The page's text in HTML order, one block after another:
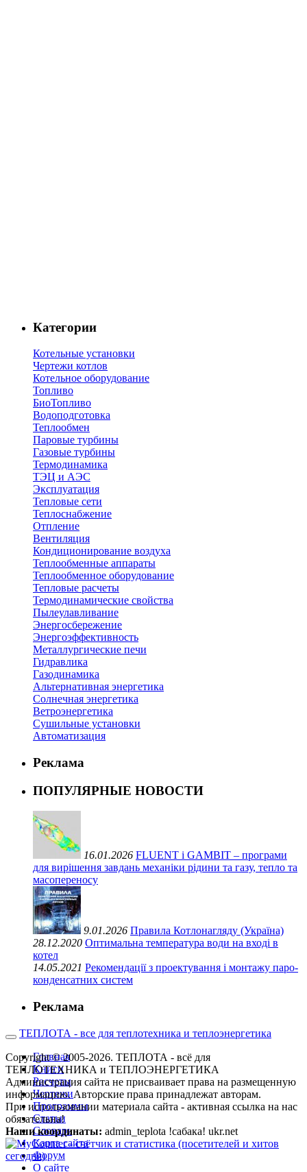
Категории
Котельные установки
Чертежи котлов
Котельное оборудование
Топливо
БиоТопливо
Водоподготовка
Теплообмен
Паровые турбины
Газовые турбины
Термодинамика
ТЭЦ и АЭС
Эксплуатация
Тепловые сети
Теплоснабжение
Отпление
Вентиляция
Кондиционирование воздуха
Теплообменные аппараты
Теплообменное оборудование
Тепловые расчеты
Термодинамические свойства
Пылеулавливание
Энергосбережение
Энергоэффективность
Металлургические печи
Гидравлика
Газодинамика
Альтернативная энергетика
Солнечная энергетика
Ветроэнергетика
Сушильные установки
Автоматизация
Реклама
ПОПУЛЯРНЫЕ НОВОСТИ
16.01.2026 FLUENT і GAMBIT – програми
для вирішення завдань механіки рідини та газу, тепло та
масопереносу
9.01.2026 Правила Котлонагляду (Україна)
28.12.2020 Оптимальна температура води на вході в
котел
14.05.2021 Рекомендації з проектування і монтажу паро-
конденсатних систем
Реклама
ТЕПЛОТА - все для теплотехника и теплоэнергетика
Главная
Книги
Расчеты
Чертежи
Программы
Статьи
Словарь
Карта сайта
Форум
О сайте
Copyright © 2005-2026. ТЕПЛОТА - всё для
ТЕПЛОТЕХНИКА и ТЕПЛОЭНЕРГЕТИКА
Администрация сайта не присваивает права на размещенную
информацию. Авторские права принадлежат авторам.
При использовании материала сайта - активная ссылка на нас
обязательна!
Наши координаты: admin_teplota !сабака! ukr.net